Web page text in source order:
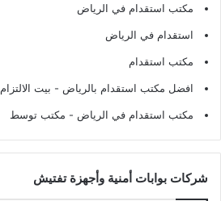
مكتب استقدام في الرياض
استقدام في الرياض
مكتب استقدام
افضل مكتب استقدام بالرياض - بيت الالتزام
مكتب استقدام في الرياض - مكتب توسط
شركات بوابات أمنية وأجهزة تفتيش